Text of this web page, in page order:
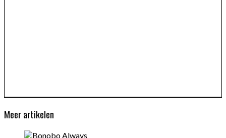
Meer artikelen